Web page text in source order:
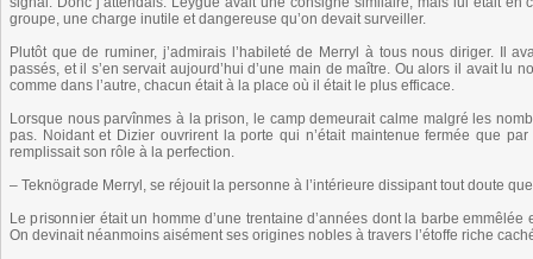
groupe, une charge inutile et dangereuse qu’on devait surveiller.
Plutôt que de ruminer, j’admirais l’habileté de Merryl à tous nous diriger. Il
passés, et il s’en servait aujourd’hui d’une main de maître. Ou alors il avait lu
comme dans l’autre, chacun était à la place où il était le plus efficace.
Lorsque nous parvînmes à la prison, le camp demeurait calme malgré les
pas. Noidant et Dizier ouvrirent la porte qui n’était maintenue fermée que
remplissait son rôle à la perfection.
– Teknögrade Merryl, se réjouit la personne à l’intérieure dissipant tout doute
Le prisonnier était un homme d’une trentaine d’années dont la barbe
On devinait néanmoins aisément ses origines nobles à travers l’étoffe riche